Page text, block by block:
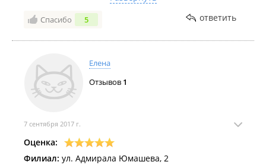
на эту тему, и это притом что она даже не
поздоровалась с нами. Купить - мы все купили, но
Спасибо 5 ответить
Елена
Отзывов 1
7 сентября 2017 г.
Оценка:
Филиал: ул. Адмирала Юмашева, 2